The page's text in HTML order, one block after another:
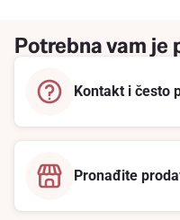
Potrebna vam je
Kontakt i često
Pronađite